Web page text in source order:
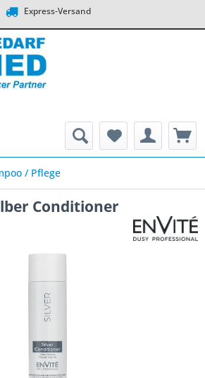
Express-Versand
/ Pflege
Conditioner